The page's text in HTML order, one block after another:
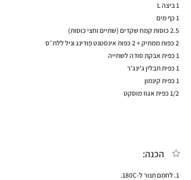
1 ביצה L
1 כף מים
2.5 כוסות קמח שקדים (שתיים וחצי כוסות)
2 כפות ממתיק + 2 כפות אינסטנט פודינג וניל ללת״ס
1 כפית אבקת סודה לשתייה
1 כפית תבלין ג'ינג'ר
1 כפית קינמון
1/2 כפית אגוז מוסקט
הכנה:
1. לחמם תנור ל-180C.